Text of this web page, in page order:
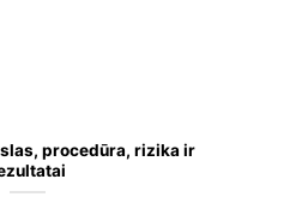
procedūra, rizika ir